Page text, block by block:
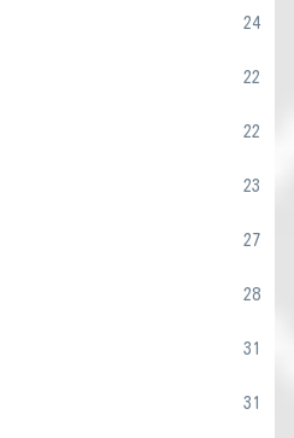
24
22
22
23
27
28
31
31